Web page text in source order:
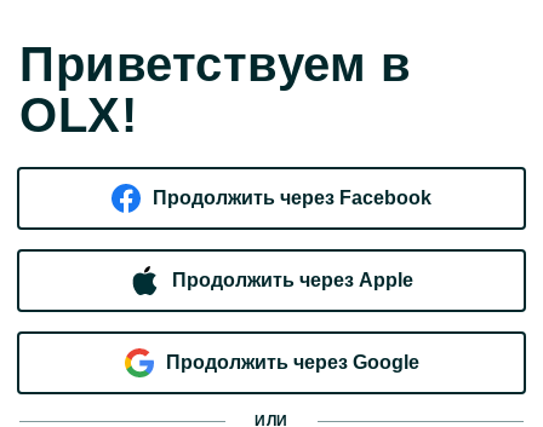
Приветствуем в
OLX!
Продолжить через Facebook
Продолжить через Apple
Продолжить через Google
ИЛИ